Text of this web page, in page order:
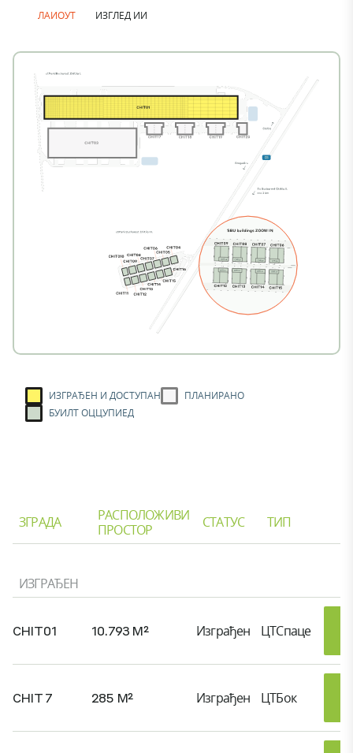
ЛАИОУТ ИЗГЛЕД ИИ
ИЗГРАЂЕН И ДОСТУПАН
ПЛАНИРАНО
БУИЛТ ОЦЦУПИЕД
ЗГРАДА
РАСПОЛОЖИВИ
ПРОСТОР
СТАТУС ТИП
ИЗГРАЂЕН
CHIT01 10.793 M² Изграђен ЦТСпаце
CHIT 7 285 M² Изграђен ЦТБок